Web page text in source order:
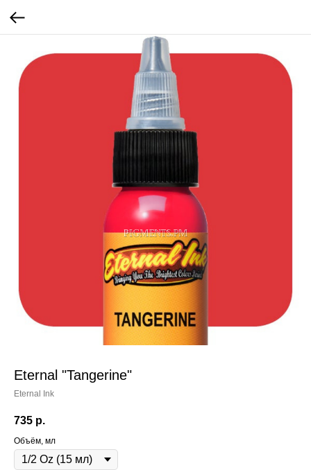
Eternal "Tangerine"
Eternal Ink
735 р.
Объём, мл